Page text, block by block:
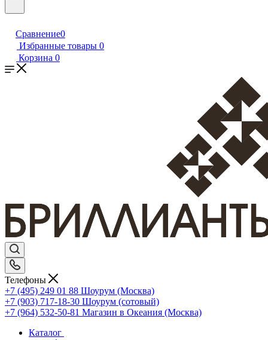
Сравнение0
Избранные товары 0
Корзина 0
Телефоны
+7 (495) 249 01 88 Шоурум (Москва)
+7 (903) 717-18-30 Шоурум (сотовый)
+7 (964) 532-50-81 Магазин в Океания (Москва)
Каталог